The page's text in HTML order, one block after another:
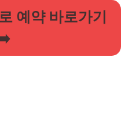
예약 바로가기